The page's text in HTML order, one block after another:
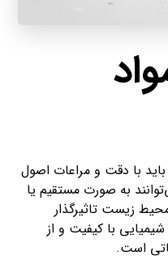
با دقت و مراعات اصول
به صورت مستقیم یا
زیست تاثیرگذار
با کیفیت و از
است.